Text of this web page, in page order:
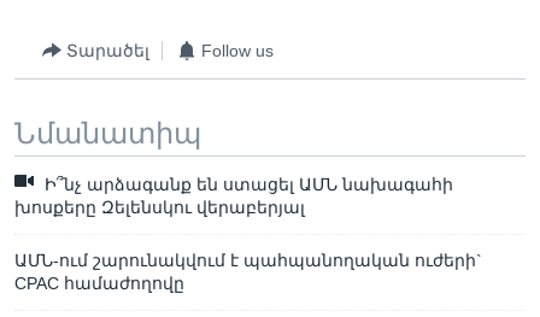
Տարածել Follow us
Նմանատիպ
Ի՞նչ արձագանք են ստացել ԱՄՆ նախագահի
խոսքերը Զելենսկու վերաբերյալ
ԱՄՆ-ում շարունակվում է պահպանողական ուժերի`
CPAC համաժողովը